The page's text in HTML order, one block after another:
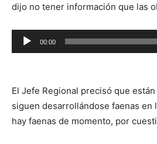
dijo no tener información que las
Reproductor
de
00:00
El Jefe Regional precisó que
siguen desarrollándose faenas
hay faenas de momento, por